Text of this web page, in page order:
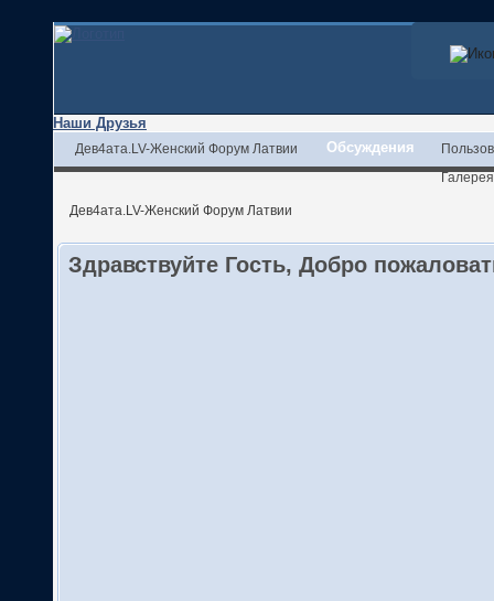
Наши Друзья
Дев4ата.LV-Женский Форум Латвии Обсуждения
Галерея
Дев4ата.LV-Женский Форум Латвии
Здравствуйте Гость, Добро